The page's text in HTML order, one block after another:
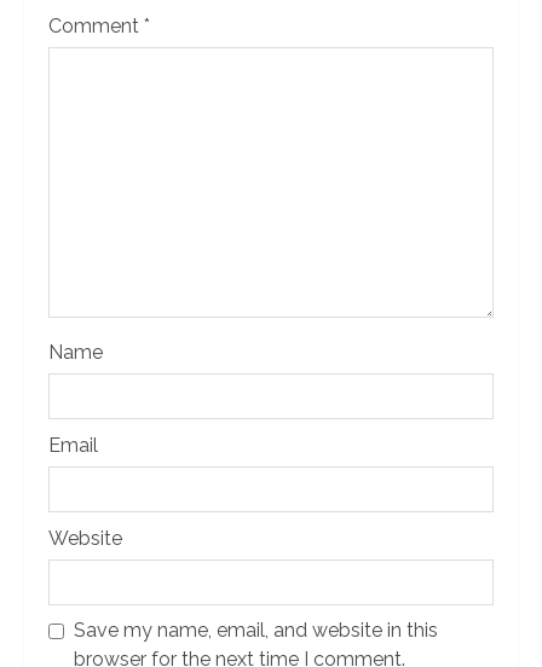
Comment *
Name
Email
Website
Save my name, email, and website in this
browser for the next time I comment.